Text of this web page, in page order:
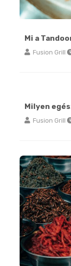
Mi a
Fusion Grill
Milyen
Fusion Grill